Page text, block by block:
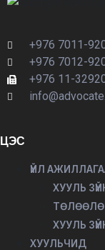
+976 7011-
+976 7012-
+976 11-
ЦЭС
ҮЙЛ
ХУУЛЬ
ХУУЛЬ
ХУУЛЬЧИД